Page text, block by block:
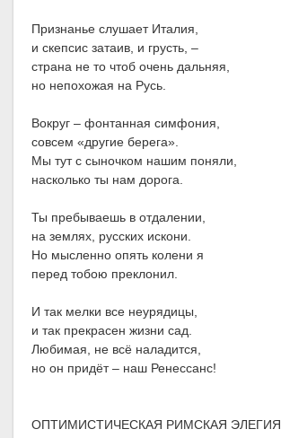
Признанье слушает Италия,
и скепсис затаив, и грусть, –
страна не то чтоб очень дальняя,
но непохожая на Русь.
Вокруг – фонтанная симфония,
совсем «другие берега».
Мы тут с сыночком нашим поняли,
насколько ты нам дорога.
Ты пребываешь в отдалении,
на землях, русских искони.
Но мысленно опять колени я
перед тобою преклонил.
И так мелки все неурядицы,
и так прекрасен жизни сад.
Любимая, не всё наладится,
но он придёт – наш Ренессанс!
ОПТИМИСТИЧЕСКАЯ РИМСКАЯ ЭЛЕГИЯ